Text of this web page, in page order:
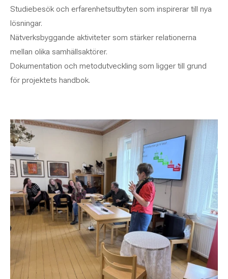
Studiebesök och erfarenhetsutbyten som inspirerar till nya
lösningar.
Nätverksbyggande aktiviteter som stärker relationerna
mellan olika samhällsaktörer.
Dokumentation och metodutveckling som ligger till grund
för projektets handbok.